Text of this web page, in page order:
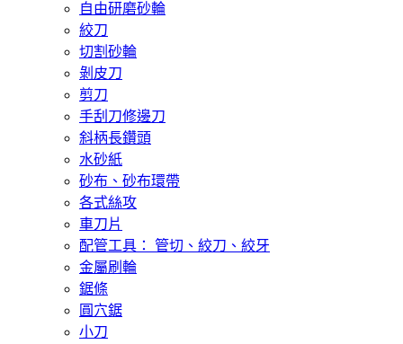
自由研磨砂輪
絞刀
切割砂輪
剝皮刀
剪刀
手刮刀修邊刀
斜柄長鑽頭
水砂紙
砂布、砂布環帶
各式絲攻
車刀片
配管工具： 管切、絞刀、絞牙
金屬刷輪
鋸條
圓穴鋸
小刀